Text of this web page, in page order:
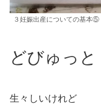
３妊娠出産についての基本⑤
どびゅっと
生々しいけれど